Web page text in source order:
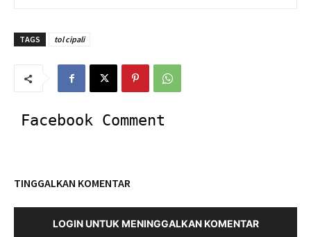
TAGS tol cipali
Facebook Comment
TINGGALKAN KOMENTAR
LOGIN UNTUK MENINGGALKAN KOMENTAR